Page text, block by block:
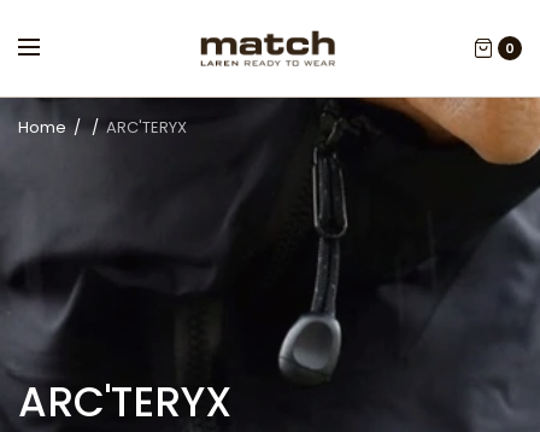
0
Home / /ARC'TERYX
ARC'TERYX